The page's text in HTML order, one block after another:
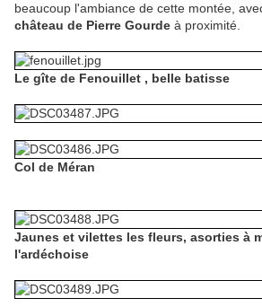
beaucoup l'ambiance de cette montée,
château de Pierre Gourde à proximité.
Le gîte de Fenouillet , belle batisse
Col de Méran
Jaunes et vilettes les fleurs, asorties à
l'ardéchoise